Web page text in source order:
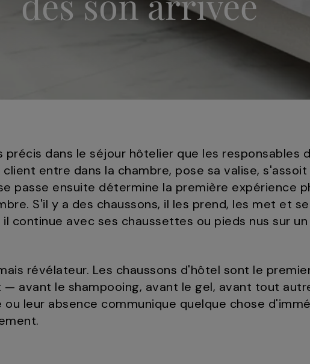
dans le séjour hôtelier que les responsables
entre dans la chambre, pose sa valise,
passe ensuite détermine la première expérience
S'il y a des chaussons, il les prend, les met et
il continue avec ses chaussettes ou pieds nus sur
révélateur. Les chaussons d'hôtel sont le
avant le shampooing, avant le gel, avant tout
leur absence communique quelque chose